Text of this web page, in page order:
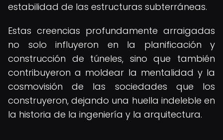
estabilidad de las estructuras subterráneas.
Estas creencias profundamente arraigadas
no solo influyeron en la planificación y
construcción de túneles, sino que también
contribuyeron a moldear la mentalidad y la
cosmovisión de las sociedades que los
construyeron, dejando una huella indeleble en
la historia de la ingeniería y la arquitectura.